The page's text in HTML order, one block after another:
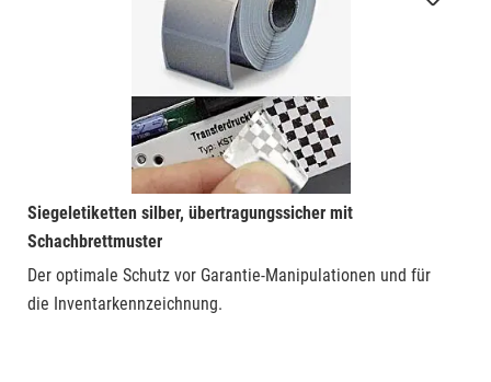
Siegeletiketten silber, übertragungssicher mit
Schachbrettmuster
Der optimale Schutz vor Garantie-Manipulationen und für
die Inventarkennzeichnung.